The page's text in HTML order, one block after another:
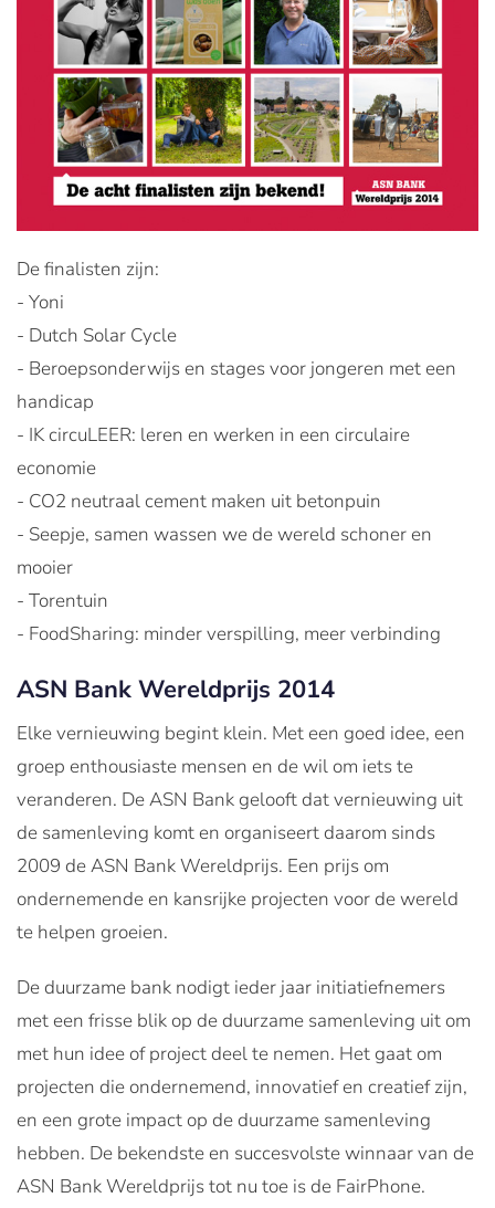
De finalisten zijn:
- Yoni
- Dutch Solar Cycle
- Beroepsonderwijs en stages voor jongeren met een
handicap
- IK circuLEER: leren en werken in een circulaire
economie
- CO2 neutraal cement maken uit betonpuin
- Seepje, samen wassen we de wereld schoner en
mooier
- Torentuin
- FoodSharing: minder verspilling, meer verbinding
ASN Bank Wereldprijs 2014
Elke vernieuwing begint klein. Met een goed idee, een
groep enthousiaste mensen en de wil om iets te
veranderen. De ASN Bank gelooft dat vernieuwing uit
de samenleving komt en organiseert daarom sinds
2009 de ASN Bank Wereldprijs. Een prijs om
ondernemende en kansrijke projecten voor de wereld
te helpen groeien.
De duurzame bank nodigt ieder jaar initiatiefnemers
met een frisse blik op de duurzame samenleving uit om
met hun idee of project deel te nemen. Het gaat om
projecten die ondernemend, innovatief en creatief zijn,
en een grote impact op de duurzame samenleving
hebben. De bekendste en succesvolste winnaar van de
ASN Bank Wereldprijs tot nu toe is de FairPhone.